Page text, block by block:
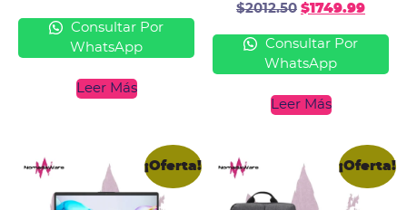
Consultar Por
WhatsApp
Leer Más
$2012.50 $1749.99
Consultar Por
WhatsApp
Leer Más
¡Oferta! ¡Oferta!